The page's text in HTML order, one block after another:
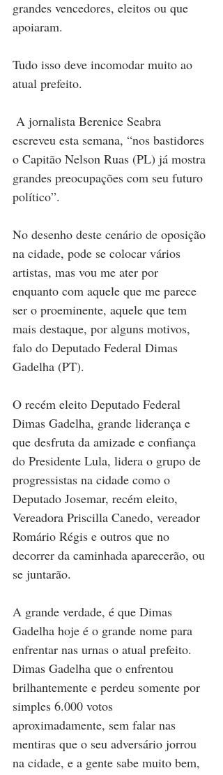
grandes vencedores, eleitos ou que
apoiaram.
Tudo isso deve incomodar muito ao
atual prefeito.
escreveu esta semana, “nos bastidores
o Capitão Nelson Ruas (PL) já mostra
grandes preocupações com seu futuro
político”.
No desenho deste cenário de oposição
na cidade, pode se colocar vários
artistas, mas vou me ater por
enquanto com aquele que me parece
ser o proeminente, aquele que tem
mais destaque, por alguns motivos,
falo do Deputado Federal Dimas
Gadelha (PT).
O recém eleito Deputado Federal
Dimas Gadelha, grande liderança e
que desfruta da amizade e confiança
do Presidente Lula, lidera o grupo de
progressistas na cidade como o
Deputado Josemar, recém eleito,
Vereadora Priscilla Canedo, vereador
Romário Régis e outros que no
decorrer da caminhada aparecerão, ou
se juntarão.
A grande verdade, é que Dimas
Gadelha hoje é o grande nome para
enfrentar nas urnas o atual prefeito.
Dimas Gadelha que o enfrentou
brilhantemente e perdeu somente por
simples 6.000 votos
aproximadamente, sem falar nas
mentiras que o seu adversário jorrou
na cidade, e a gente sabe muito bem,